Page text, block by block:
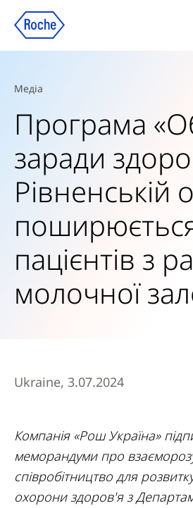
Медіа
Програма
заради
Рівненській
пацієнтів з
молочної
Ukraine, 3.07.2024
Компанія «Рош Україна»
меморандуми про
співробітництво для
охорони здоров'я з